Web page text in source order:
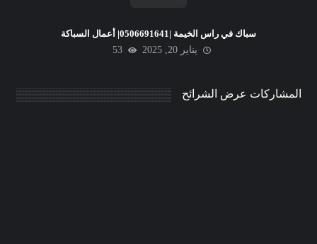
سباك في راس الخيمة |0506691641| أعمال السباكة
يناير 20, 2025
53
المشاركات عرض الشرائح